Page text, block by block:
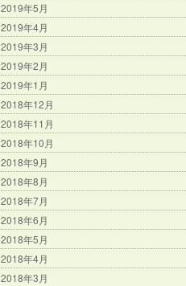
2019年5月
2019年4月
2019年3月
2019年2月
2019年1月
2018年12月
2018年11月
2018年10月
2018年9月
2018年8月
2018年7月
2018年6月
2018年5月
2018年4月
2018年3月